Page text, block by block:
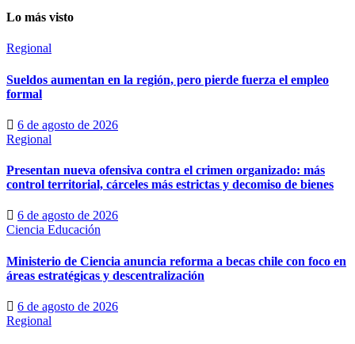
Lo más visto
Regional
Sueldos aumentan en la región, pero pierde fuerza el empleo
formal
6 de agosto de 2026
Regional
Presentan nueva ofensiva contra el crimen organizado: más
control territorial, cárceles más estrictas y decomiso de bienes
6 de agosto de 2026
Ciencia Educación
Ministerio de Ciencia anuncia reforma a becas chile con foco en
áreas estratégicas y descentralización
6 de agosto de 2026
Regional